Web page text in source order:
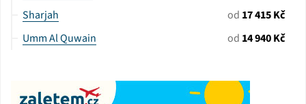
Sharjah
od 17 415 Kč
Umm Al Quwain
od 14 940 Kč